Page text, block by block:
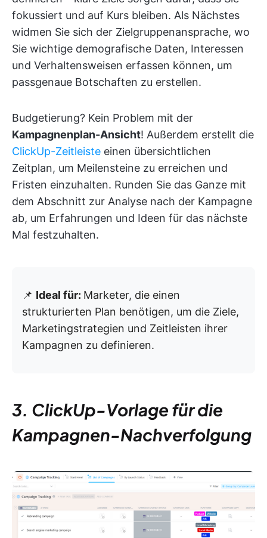
fokussiert und auf Kurs bleiben. Als Nächstes
widmen Sie sich der Zielgruppenansprache, wo
Sie wichtige demografische Daten, Interessen
und Verhaltensweisen erfassen können, um
passgenaue Botschaften zu erstellen.
Budgetierung? Kein Problem mit der
Kampagnenplan-Ansicht! Außerdem erstellt die
ClickUp-Zeitleiste einen übersichtlichen
Zeitplan, um Meilensteine zu erreichen und
Fristen einzuhalten. Runden Sie das Ganze mit
dem Abschnitt zur Analyse nach der Kampagne
ab, um Erfahrungen und Ideen für das nächste
Mal festzuhalten.
📌 Ideal für: Marketer, die einen
strukturierten Plan benötigen, um die Ziele,
Marketingstrategien und Zeitleisten ihrer
Kampagnen zu definieren.
3. ClickUp-Vorlage für die
Kampagnen-Nachverfolgung